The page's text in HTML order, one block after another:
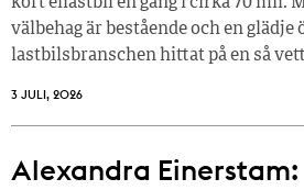
välbehag är bestående och en
lastbilsbranschen hittat på en så
3 JULI, 2026
Alexandra Einerstam: